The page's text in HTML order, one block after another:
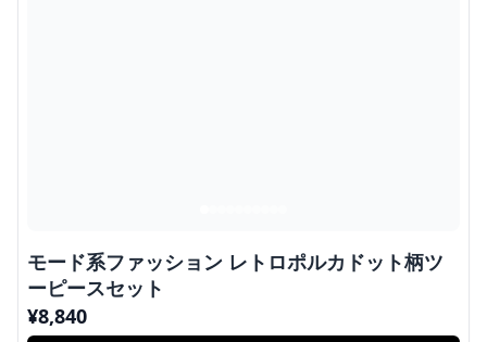
モード系ファッション レトロポルカドット柄ツ
ーピースセット
¥8,840